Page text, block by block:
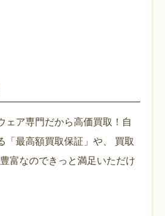
ェア専門だから高価買取！自
最高額買取保証」や、
買取
富なのできっと満足いただけ